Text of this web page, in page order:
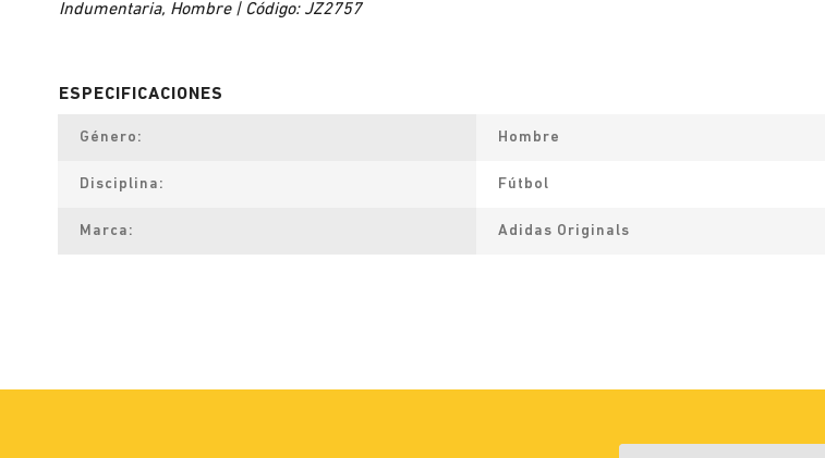
Indumentaria, Hombre | Código: JZ2757
Género Hombre
Disciplina Fútbol
Marca Adidas Originals